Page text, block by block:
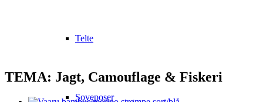
Telte
Soveposer
TEMA: Jagt, Camouflage & Fiskeri